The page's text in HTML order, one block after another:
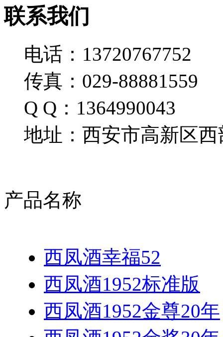
联系我们
电话：13720767752
传真：029-88881559
Q Q：1364990043
地址：西安市高新区西
产品名称
西凤酒幸福52
西凤酒1952标准版
西凤酒1952金尊20年